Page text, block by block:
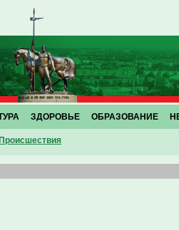
Проиcшествия
ЗДОРОВЬЕ ОБРАЗОВАНИЕ